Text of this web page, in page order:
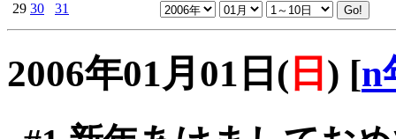
29 30 31
2006年01月01日( 日 ) [n